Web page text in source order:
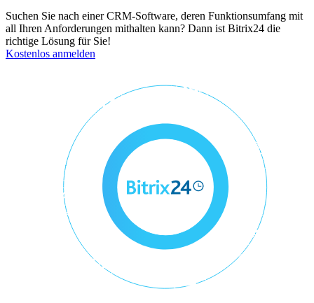
Suchen Sie nach einer CRM-Software, deren Funktionsumfang mit
all Ihren Anforderungen mithalten kann? Dann ist Bitrix24 die
richtige Lösung für Sie!
Kostenlos anmelden